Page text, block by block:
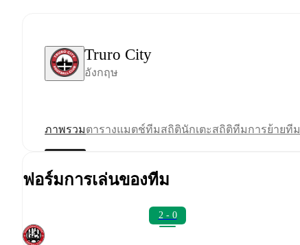
Truro City
อังกฤษ
ภาพรวมตารางแมตช์ทีมสถิตินักเตะสถิติทีมการย้ายทีม
ฟอร์มการเล่นของทีม
2 - 0